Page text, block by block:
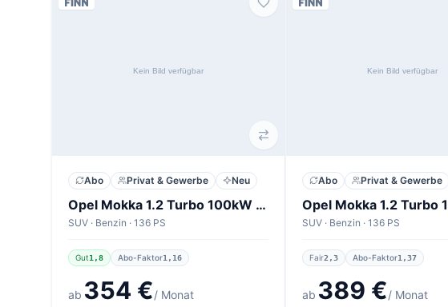
Abo Privat & Gewerbe Neu
Opel Mokka 1.2 Turbo 100kW GS
SUV · Benzin · 136 PS
Gut1,8 Abo-Faktor1,16
ab 354 €/ Monat
Abo Privat & Gewerbe
SUV · Benzin · 136 PS
Fair2,3 Abo-Faktor1,37
ab 389 €/ Monat